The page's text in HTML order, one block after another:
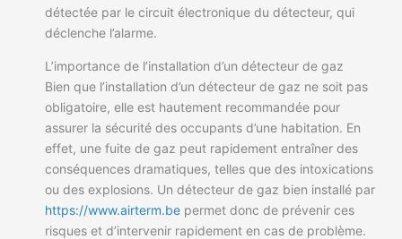
détectée par le circuit électronique du détecteur, qui
déclenche l’alarme.
L’importance de l’installation d’un détecteur de gaz
Bien que l’installation d’un détecteur de gaz ne soit pas
obligatoire, elle est hautement recommandée pour
assurer la sécurité des occupants d’une habitation. En
effet, une fuite de gaz peut rapidement entraîner des
conséquences dramatiques, telles que des intoxications
ou des explosions. Un détecteur de gaz bien installé par
https://www.airterm.be permet donc de prévenir ces
risques et d’intervenir rapidement en cas de problème.